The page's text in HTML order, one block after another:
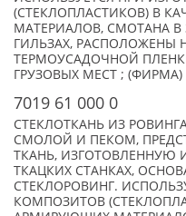
(СТЕКЛОПЛАСТИКОВ) В
МАТЕРИАЛОВ, СМОТАНА В
ГИЛЬЗАХ, РАСПОЛОЖЕНЫ
ТЕРМОУСАДОЧНОЙ
ГРУЗОВЫХ МЕСТ ; (ФИРМА)
7019 61 000 0
СТЕКЛОТКАНЬ ИЗ
СМОЛОЙ И ПЕКОМ,
ТКАНЬ, ИЗГОТОВЛЕННУЮ
ТКАЦКИХ СТАНКАХ,
СТЕКЛОРОВИНГ.
КОМПОЗИТОВ